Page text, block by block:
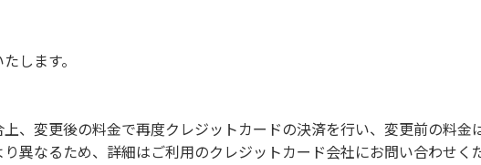
声での談笑等）や他人に嫌悪感を与えるような行為はお止めください。
よびデッキ部分は使用禁止です。使用の際は土面またはアスファルト
いたします。
ございません。
周辺でのタープ・テントの設営、テーブル・椅子の持ち出しは禁止で
します。
、変更後の料金で再度クレジットカードの決済を行い、変更前の料金
異なるため、詳細はご利用のクレジットカード会社にお問い合わせく